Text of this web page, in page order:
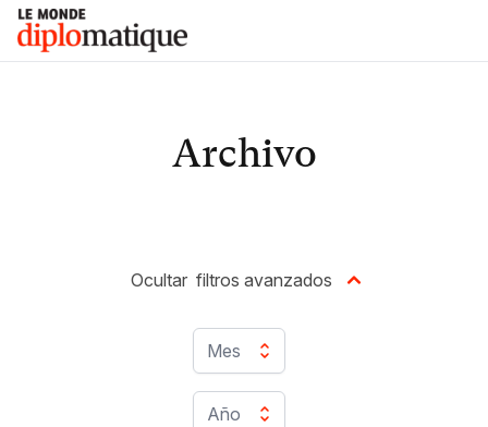
Skip
content
Le monde diplomatique
Archivo
Mes
Año
Ocultar filtros avanzados